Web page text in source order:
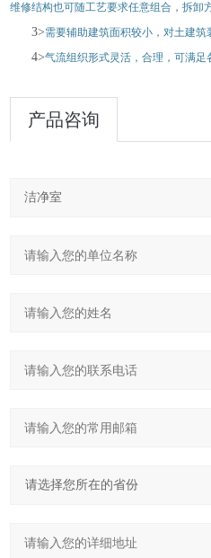
维修结构也可随工艺要求任意组合，拆卸
3>需要辅助建筑面积较小，对土建筑
4>气流组织形式灵活，合理，可满足
产品咨询